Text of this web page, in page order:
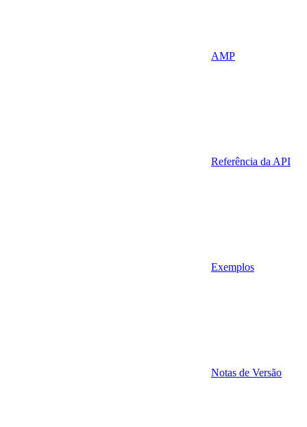
AMP
Referência da API
Exemplos
Notas de Versão